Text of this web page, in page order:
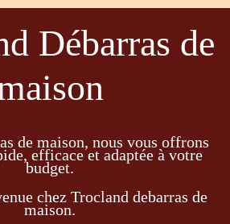
Débarras de
de maison, nous vous offrons
efficace et adaptée à votre
budget.
chez Trocland debarras de
maison.